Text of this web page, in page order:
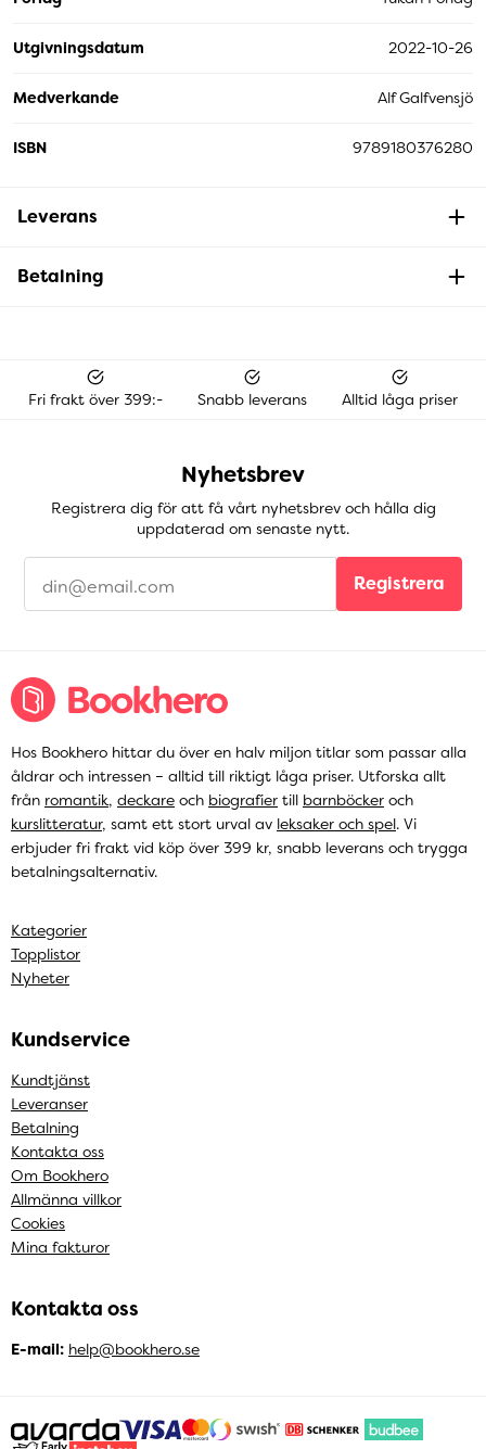
Utgivningsdatum 2022-10-26
Medverkande Alf Galfvensjö
ISBN 9789180376280
Leverans
Betalning
Fri frakt över 399:- Snabb leverans Alltid låga priser
Nyhetsbrev
Registrera dig för att få vårt nyhetsbrev och hålla dig
uppdaterad om senaste nytt.
Registrera
Hos Bookhero hittar du över en halv miljon titlar som passar alla
åldrar och intressen – alltid till riktigt låga priser. Utforska allt
från romantik, deckare och biografier till barnböcker och
kurslitteratur, samt ett stort urval av leksaker och spel. Vi
erbjuder fri frakt vid köp över 399 kr, snabb leverans och trygga
betalningsalternativ.
Kategorier
Topplistor
Nyheter
Kundservice
Kundtjänst
Leveranser
Betalning
Kontakta oss
Om Bookhero
Allmänna villkor
Cookies
Mina fakturor
Kontakta oss
E-mail: help@bookhero.se